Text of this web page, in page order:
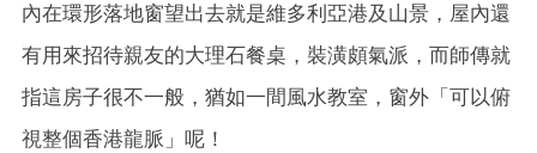
內在環形落地窗望出去就是維多利亞港及山景，屋內還
有用來招待親友的大理石餐桌，裝潢頗氣派，而師傳就
指這房子很不一般，猶如一間風水教室，窗外「可以俯
視整個香港龍脈」呢！